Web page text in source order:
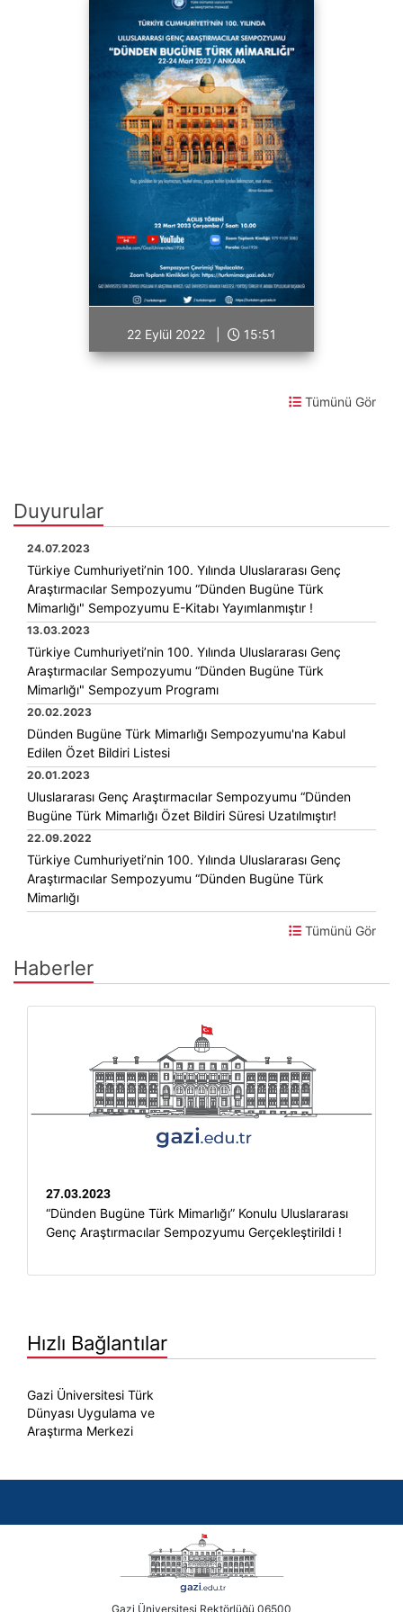
22 Eylül 2022 | 15:51
Tümünü Gör
Duyurular
24.07.2023
Türkiye Cumhuriyeti’nin 100. Yılında Uluslararası Genç
Araştırmacılar Sempozyumu “Dünden Bugüne Türk
Mimarlığı" Sempozyumu E-Kitabı Yayımlanmıştır !
13.03.2023
Türkiye Cumhuriyeti’nin 100. Yılında Uluslararası Genç
Araştırmacılar Sempozyumu “Dünden Bugüne Türk
Mimarlığı" Sempozyum Programı
20.02.2023
Dünden Bugüne Türk Mimarlığı Sempozyumu'na Kabul
Edilen Özet Bildiri Listesi
20.01.2023
Uluslararası Genç Araştırmacılar Sempozyumu “Dünden
Bugüne Türk Mimarlığı Özet Bildiri Süresi Uzatılmıştır!
22.09.2022
Türkiye Cumhuriyeti’nin 100. Yılında Uluslararası Genç
Araştırmacılar Sempozyumu “Dünden Bugüne Türk
Mimarlığı
Tümünü Gör
Haberler
27.03.2023
“Dünden Bugüne Türk Mimarlığı” Konulu Uluslararası
Genç Araştırmacılar Sempozyumu Gerçekleştirildi !
Hızlı Bağlantılar
Gazi Üniversitesi Türk
Dünyası Uygulama ve
Araştırma Merkezi
Gazi Üniversitesi Rektörlüğü 06500